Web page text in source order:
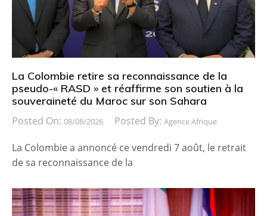
La Colombie retire sa reconnaissance de la
pseudo-« RASD » et réaffirme son soutien à la
souveraineté du Maroc sur son Sahara
Posted On: 08/08/2026 Posted By: Agence Afrique
La Colombie a annoncé ce vendredi 7 août, le retrait
de sa reconnaissance de la